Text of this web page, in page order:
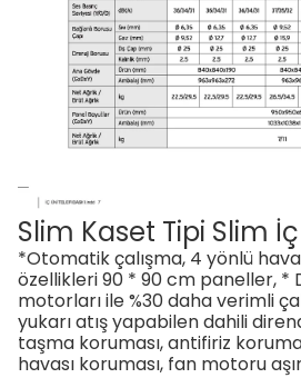
Slim Kaset Tipi Slim
*Otomatik çalışma, 4 yönlü hava
özellikleri 90 * 90 cm paneller, *
motorları ile %30 daha verimli
yukarı atış yapabilen dahili
taşma koruması, antifiriz
havası koruması, fan motoru